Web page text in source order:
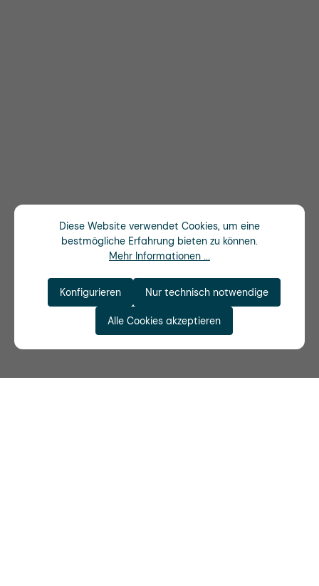
Diese Website verwendet Cookies, um eine
bestmögliche Erfahrung bieten zu können.
Mehr Informationen ...
Nur technisch notwendige
Konfigurieren
Alle Cookies akzeptieren